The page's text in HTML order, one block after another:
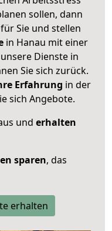
sollen, dann
Sie und stellen
in Hanau mit einer
Dienste in
Sie sich zurück.
Erfahrung in der
sich Angebote.
und erhalten
sparen, das
erhalten